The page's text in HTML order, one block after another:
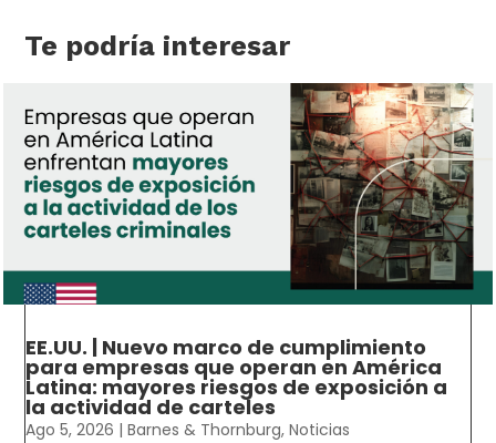
Te podría interesar
EE.UU. | Nuevo marco de cumplimiento
para empresas que operan en América
Latina: mayores riesgos de exposición a
la actividad de carteles
Ago 5, 2026 |Barnes & Thornburg,Noticias